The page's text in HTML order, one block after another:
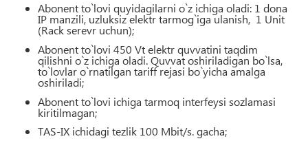
Abonentto`lovi quyidagilarni o`z ichiga oladi: 1 dona
IP manzili, uzluksizelektrtarmog`iga ulanish, 1 Unit
(Rackserevr uchun);
Abonent to`lovi 450 Vt elektr quvvatini taqdim
qilishni o`z ichiga oladi. Quvvat oshiriladigan bo`lsa,
to`lovlar o`rnatilgan tariff rejasi bo`yicha amalga
oshiriladi;
Abonent to`lovi ichiga tarmoq interfeysi sozlamasi
kiritilmagan;
TAS-IX ichidagi tezlik 100 Мbit/s. gacha;